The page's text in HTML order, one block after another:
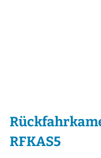
RFKAS5